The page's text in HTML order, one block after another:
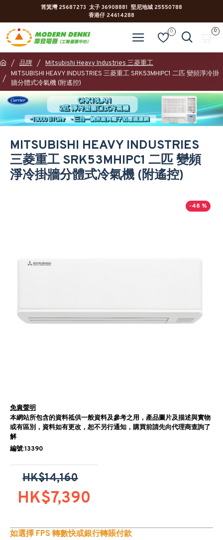
筲箕灣 25687273 太子 36908881 堅尼地城 25550788
香港仔 24614288
0 0
品牌
Mitsubishi Heavy Industries 三菱重工
MITSUBISHI HEAVY INDUSTRIES 三菱重工 SRK53MHIPC1 二匹 變頻淨冷掛
牆分體式冷氣機 (附遙控)
MITSUBISHI HEAVY INDUSTRIES
三菱重工 SRK53MHIPC1 二匹 變頻
淨冷掛牆分體式冷氣機 (附遙控)
-48 %
免責聲明
本網站所包含的資料祗供一般資料及參考之用，產品圖片及描述與實物
或有區別，資料如有更改，恕不另行通知，購買前請先向代理商查詢了
解
編號:13390
HK$7,390
HK$14,160
如選擇 FPS 轉數快或銀行轉賬付款